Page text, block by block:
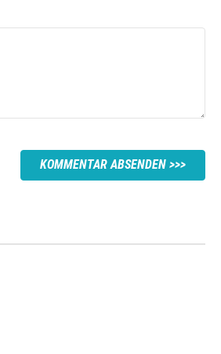
KOMMENTAR ABSENDEN